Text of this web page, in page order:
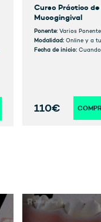
Curso Práctico
Mucogingival
Ponente: Varios
Modalidad: Online y a
Fecha de inicio:
110€